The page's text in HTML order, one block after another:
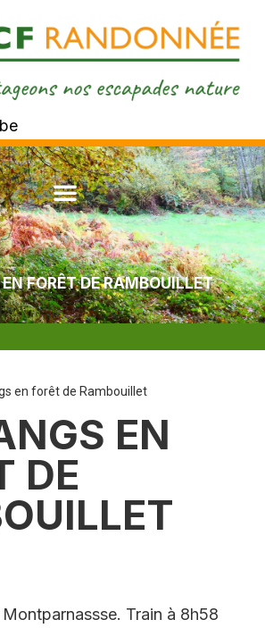
FORÊT DE RAMBOUILLET
en forêt de Rambouillet
EN
DE
Train à 8h58